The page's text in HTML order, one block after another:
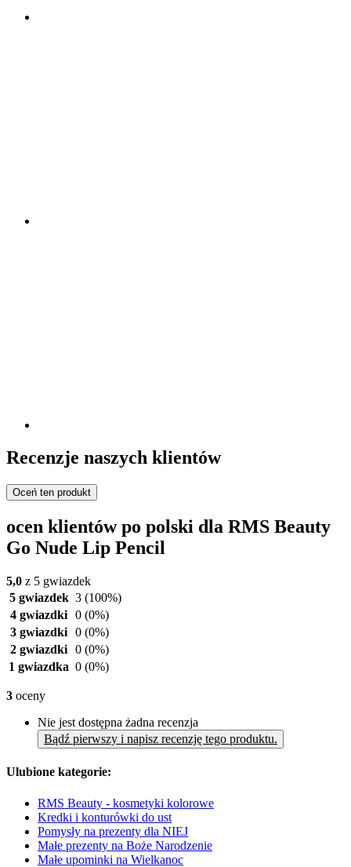
Recenzje naszych klientów
Oceń ten produkt
ocen klientów po polski dla RMS Beauty
Go Nude Lip Pencil
5,0 z 5 gwiazdek
5 gwiazdek 3 (100%)
4 gwiazdki 0 (0%)
3 gwiazdki 0 (0%)
2 gwiazdki 0 (0%)
1 gwiazdka 0 (0%)
3 oceny
Nie jest dostępna żadna recenzja
Bądź pierwszy i napisz recenzję tego produktu.
Ulubione kategorie:
RMS Beauty - kosmetyki kolorowe
Kredki i konturówki do ust
Pomysły na prezenty dla NIEJ
Małe prezenty na Boże Narodzenie
Małe upominki na Wielkanoc